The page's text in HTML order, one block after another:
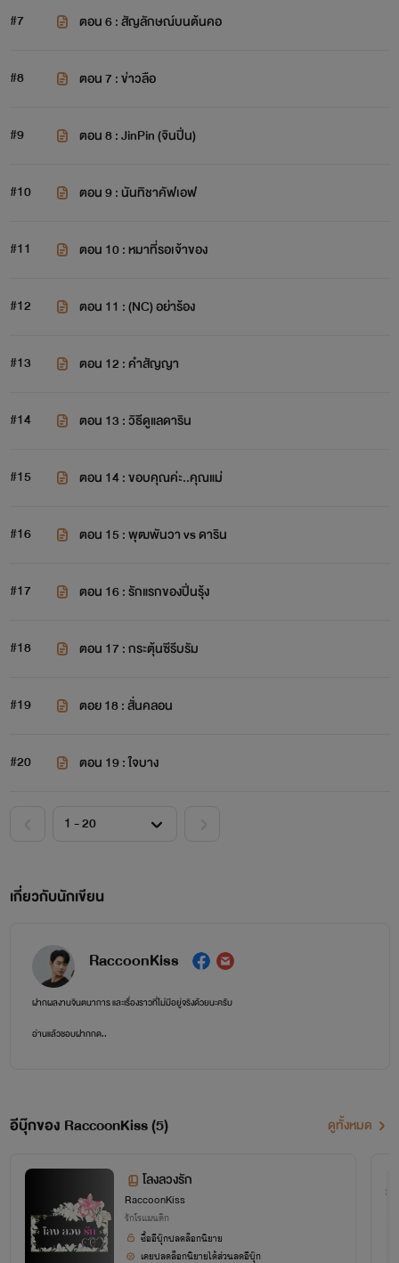
#7 ตอน 6 : สัญลักษณ์บนต้นคอ
#8 ตอน 7 : ข่าวลือ
#9 ตอน 8 : JinPin (จินปิ่น)
#10 ตอน 9 : นันทิชาคัฟเอฟ
#11 ตอน 10 : หมาที่รอเจ้าของ
#12 ตอน 11 : (NC) อย่าร้อง
#13 ตอน 12 : คำสัญญา
#14 ตอน 13 : วิธีดูแลดาริน
#15 ตอน 14 : ขอบคุณค่ะ..คุณแม่
#16 ตอน 15 : พุฒพันวา vs ดาริน
#17 ตอน 16 : รักแรกของปิ่นรุ้ง
#18 ตอน 17 : กระตุ้นซีรีบรัม
#19 ตอย 18 : สั่นคลอน
#20 ตอน 19 : ใจบาง
เกี่ยวกับนักเขียน
RaccoonKiss
ฝากผลงานจินตนาการ และเรื่องราวที่ไม่มีอยู่จริงด้วยนะครับ
อ่านแล้วชอบฝากกด..
นึกจะเขียนก็เขียน ไอเดียมาก็เขียน
ปกติอัพนิยาย 2 เดือนต่อ 1 เรื่อง
หรือติดตามความเคลื่อนไหวแบบซึนๆ ของไรต์ได้ที่เพจ
FB 👉 Raccoon K Iss
อีบุ๊กของ RaccoonKiss (5) ดูทั้งหมด
โลงลวงรัก
RaccoonKiss
รักโรแมนติก
ซื้ออีบุ๊กปลดล็อกนิยาย
เคยปลดล็อกนิยายได้ส่วนลดอีบุ๊ก